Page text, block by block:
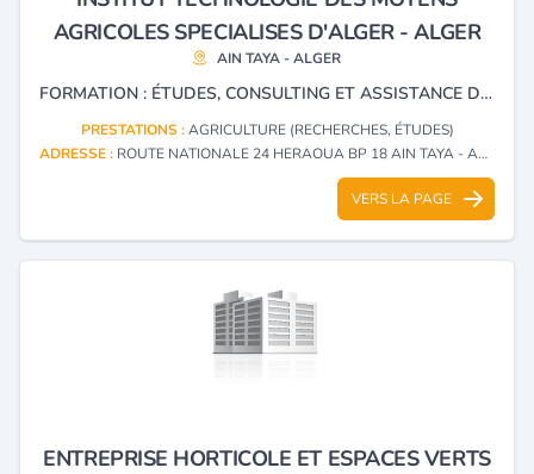
AGRICOLES SPECIALISES D'ALGER - ALGER
AIN TAYA - ALGER
FORMATION : ÉTUDES, CONSULTING ET ASSISTANCE DANS LE DOMAINE AGRICOLE
PRESTATIONS :AGRICULTURE (RECHERCHES, ÉTUDES)
ADRESSE : ROUTE NATIONALE 24 HERAOUA BP 18 AIN TAYA - ALGER
VERS LA PAGE
ENTREPRISE HORTICOLE ET ESPACES VERTS